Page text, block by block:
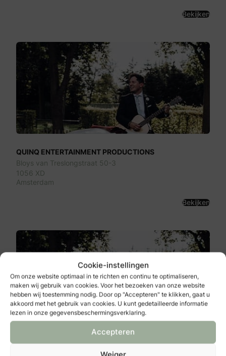
Cookie-instellingen
Om onze website optimaal in te richten en continu te optimaliseren,
maken wij gebruik van cookies. Voor het bezoeken van onze website
hebben wij toestemming nodig. Door op "Accepteren" te klikken, gaat u
akkoord met het gebruik van cookies. U kunt gedetailleerde informatie
lezen in onze gegevensbeschermingsverklaring.
Accepteren
Bekijken
QUINQ ENTERTAINMENT PRODUCTIONS
Bloys van Treslongstraat 50-3
1056 XD
Amsterdam
Bekijken
Gedempt Hamerkanaal 14